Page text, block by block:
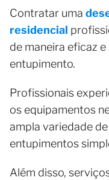
Contratar uma
residencial
de maneira eficaz
entupimento.
Profissionais
os equipamentos
ampla variedade
entupimentos
Além disso,